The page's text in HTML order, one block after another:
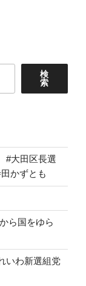
検
索
大田区長選
かずとも
ら国をゆら
わ新選組党